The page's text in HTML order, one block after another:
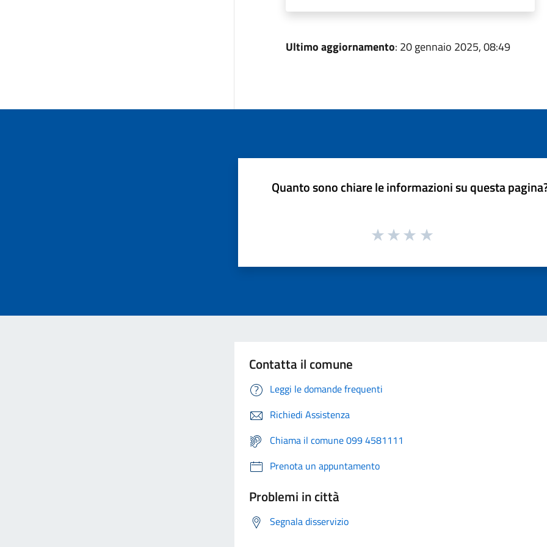
Ultimo aggiornamento: 20 gennaio 2025, 08:49
Quanto sono chiare le informazioni su questa
Contatta il comune
Leggi le domande frequenti
Richiedi Assistenza
Chiama il comune 099 4581111
Prenota un appuntamento
Problemi in città
Segnala disservizio